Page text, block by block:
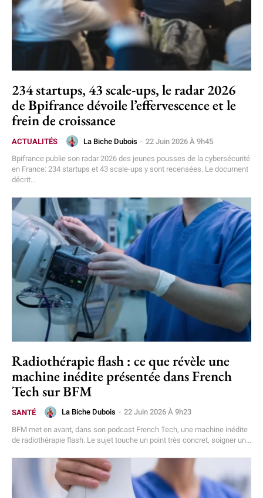
234 startups, 43 scale-ups, le radar 2026
de Bpifrance dévoile l’effervescence et le
frein de croissance
ACTUALITÉS La Biche Dubois - 22 Juin 2026 À 9h45
Bpifrance publie son radar 2026 des jeunes pousses de la cybersécurité
en France: 234 startups et 43 scale-ups y sont recensées. Le document
décrit...
Radiothérapie flash : ce que révèle une
machine inédite présentée dans French
Tech sur BFM
SANTÉ La Biche Dubois - 22 Juin 2026 À 9h23
BFM met en avant, dans son podcast French Tech, une machine inédite
de radiothérapie flash. Le sujet touche un point très concret, soigner un...